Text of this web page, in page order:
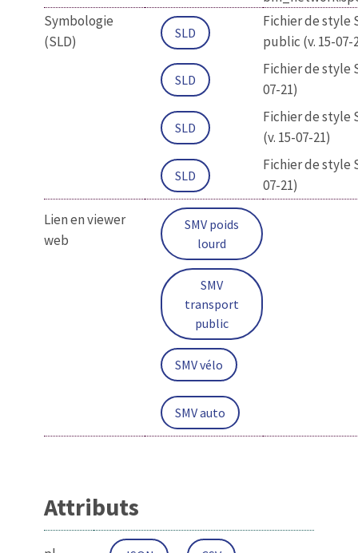
Symbologie
(SLD)
SLD
Fichier de style
public (v. 15-07-
SLD
Fichier de style
07-21)
SLD
Fichier de style
(v. 15-07-21)
SLD
Fichier de style
07-21)
Lien en viewer
web
SMV poids
lourd
SMV
transport
public
SMV vélo
SMV auto
Attributs